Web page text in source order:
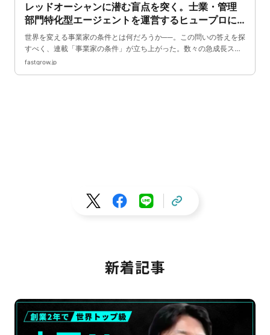
レッドオーシャンに潜む盲点を突く。士業・管理
部門特化型エージェントを運営するヒュープロに
学ぶ、ニッチトップ独占戦略【連載 事業家の条
件】| FastGrow
世界を変える事業家の条件とは何だろうか──。この問いの答えを探
すべく、連載「事業家の条件」が立ち上がった。数々の急成長スタ
ートアップに投資してきたXTech Ventures・手嶋浩己氏が、注目す
fastgrow.jp
新着記事